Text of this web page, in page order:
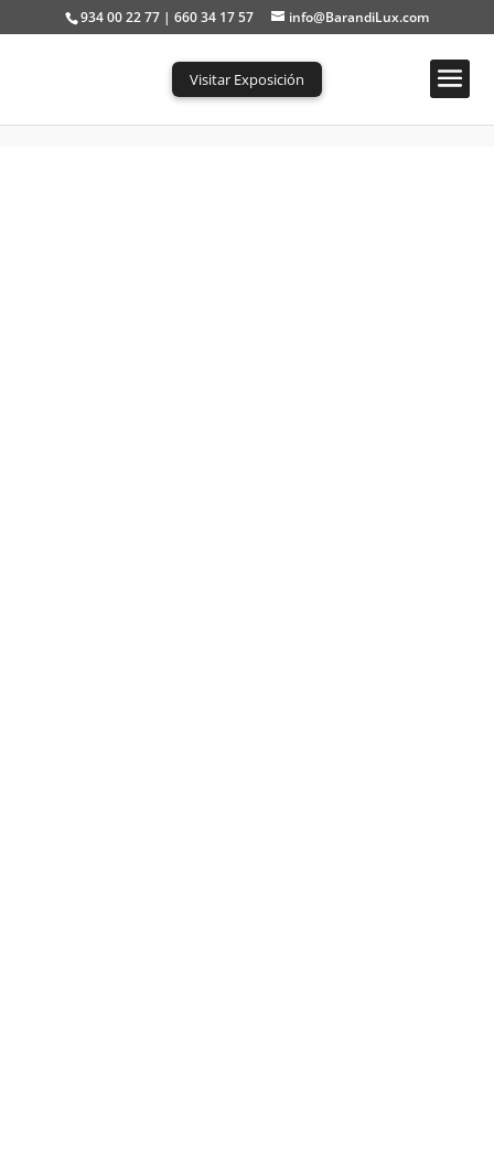
934 00 22 77 | 660 34 17 57 info@BarandiLux.com
Visitar Exposición